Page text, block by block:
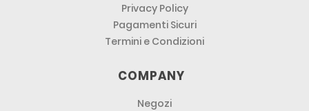
Privacy Policy
Pagamenti Sicuri
Termini e Condizioni
COMPANY
Negozi